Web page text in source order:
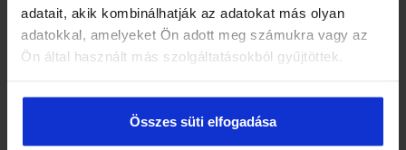
adatait, akik kombinálhatják az adatokat más olyan
adatokkal, amelyeket Ön adott meg számukra vagy az
Ön által használt más szolgáltatásokból gyűjtöttek.
Összes süti elfogadása